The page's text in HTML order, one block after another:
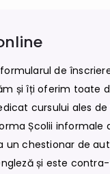
de
și îți oferim toate
cursului ales
Școlii informale
un chestionar de
și este